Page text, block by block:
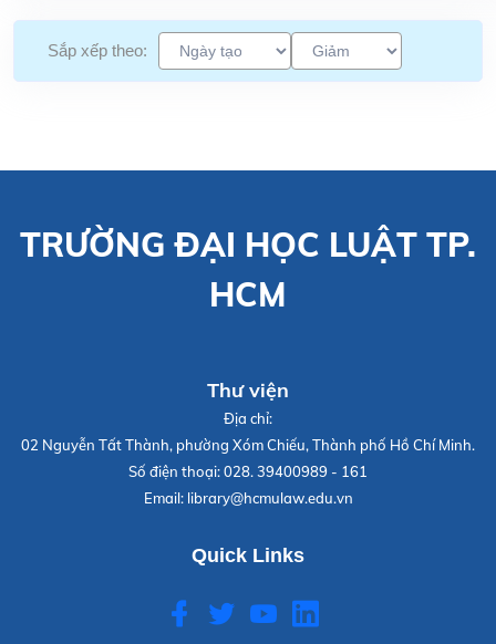
Sắp xếp theo:
TRƯỜNG ĐẠI HỌC LUẬT TP.
HCM
Thư viện
Địa chỉ:
02 Nguyễn Tất Thành, phường Xóm Chiếu, Thành phố Hồ Chí Minh.
Số điện thoại:028. 39400989 - 161
Email: library@hcmulaw.edu.vn
Quick Links